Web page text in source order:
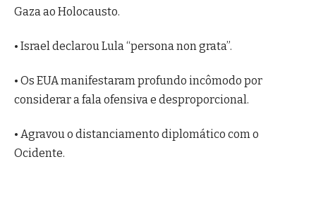
Gaza ao Holocausto.
• Israel declarou Lula “persona non grata”.
• Os EUA manifestaram profundo incômodo por
considerar a fala ofensiva e desproporcional.
• Agravou o distanciamento diplomático com o
Ocidente.